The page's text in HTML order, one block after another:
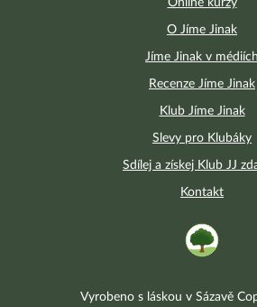
Online kurzy
O Jíme Jinak
Jíme Jinak v médiích
Recenze Jíme Jinak
Klub Jíme Jinak
Slevy pro Klubáky
Sdílej a získej Klub JJ
Kontakt
Vyrobeno s láskou v Sázavě